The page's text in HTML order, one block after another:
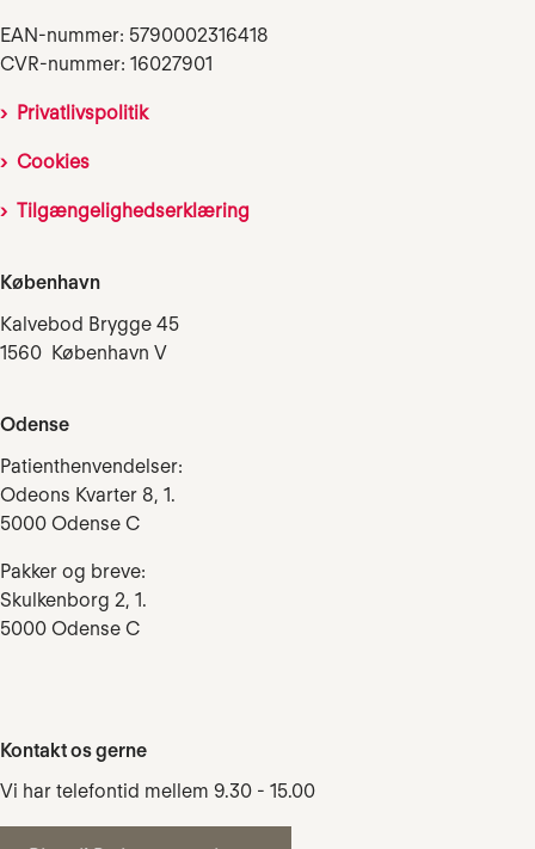
EAN-nummer: 5790002316418
CVR-nummer: 16027901
Privatlivspolitik
Cookies
Tilgængelighedserklæring
København
Kalvebod Brygge 45
1560 København V
Odense
Patienthenvendelser:
Odeons Kvarter 8, 1.
5000 Odense C
Pakker og breve:
Skulkenborg 2, 1.
5000 Odense C
Kontakt os gerne
Vi har telefontid mellem 9.30 - 15.00